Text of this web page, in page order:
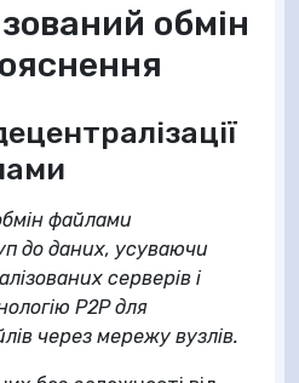
обмін
файлами
до даних, усуваючи
серверів і
P2P для
через мережу вузлів.